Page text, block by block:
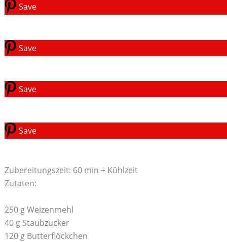
Save
Save
Save
Save
Zubereitungszeit: 60 min + Kühlzeit
Zutaten:
250 g Weizenmehl
40 g Staubzucker
120 g Butterflöckchen